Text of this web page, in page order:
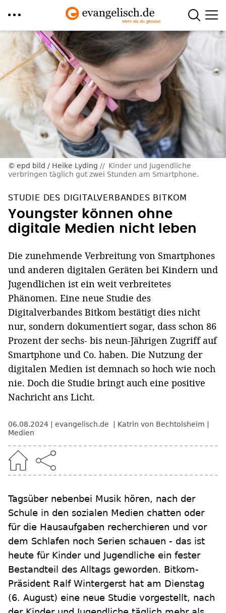
Direkt
zum
Inhalt
epd bild / Heike Lyding
Kinder und Jugendliche
verbringen täglich gut zwei Stunden am Smartphone.
STUDIE DES DIGITALVERBANDES BITKOM
Youngster können ohne
digitale Medien nicht leben
Die zunehmende Verbreitung von Smartphones
und anderen digitalen Geräten bei Kindern und
Jugendlichen ist ein weit verbreitetes
Phänomen. Eine neue Studie des
Digitalverbandes Bitkom bestätigt dies nicht
nur, sondern dokumentiert sogar, dass schon 86
Prozent der sechs- bis neun-Jährigen Zugriff auf
Smartphone und Co. haben. Die Nutzung der
digitalen Medien ist demnach so hoch wie noch
nie. Doch die Studie bringt auch eine positive
Nachricht ans Licht.
06.08.2024 evangelisch.de
Katrin von Bechtolsheim
Medien
Tagsüber nebenbei Musik hören, nach der
Schule in den sozialen Medien chatten oder
für die Hausaufgaben recherchieren und vor
dem Schlafen noch Serien schauen - das ist
heute für Kinder und Jugendliche ein fester
Bestandteil des Alltags geworden. Bitkom-
Präsident Ralf Wintergerst hat am Dienstag
(6. August) eine neue Studie vorgestellt, nach